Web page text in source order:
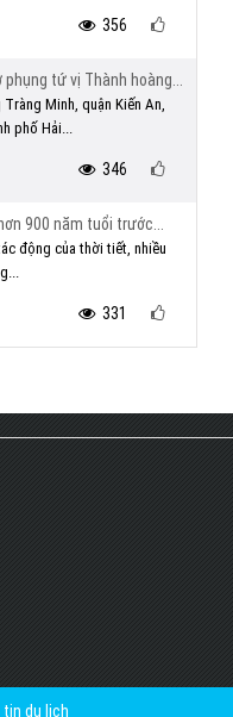
356
tứ vị Thành hoàng...
Minh, quận Kiến An,
phố Hải...
346
900 năm tuổi trước...
động của thời tiết, nhiều
331
du lịch